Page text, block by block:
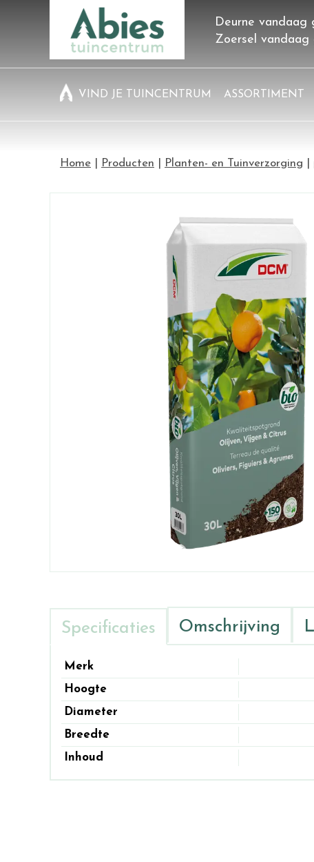
Home Producten Planten- en Tuinverzorging
Deurne vandaag
Zoersel vandaag
VIND JE TUINCENTRUM ASSORTIMENT
Specificaties Omschrijving
Merk
Hoogte
Diameter
Breedte
Inhoud